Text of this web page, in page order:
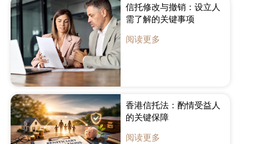
信托修改与撤销：设立人
需了解的关键事项
阅读更多
香港信托法：酌情受益人
的关键保障
阅读更多